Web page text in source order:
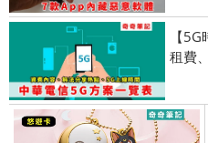
【
租費